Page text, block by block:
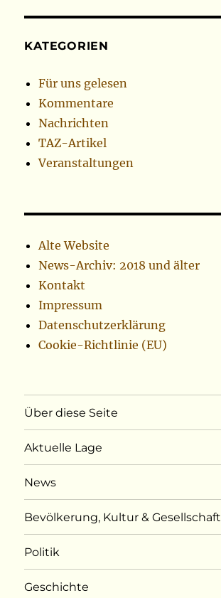
KATEGORIEN
Für uns gelesen
Kommentare
Nachrichten
TAZ-Artikel
Veranstaltungen
Alte Website
News-Archiv: 2018 und älter
Kontakt
Impressum
Datenschutzerklärung
Cookie-Richtlinie (EU)
Über diese Seite
Aktuelle Lage
News
Bevölkerung, Kultur & Gesellschaft
Politik
Geschichte